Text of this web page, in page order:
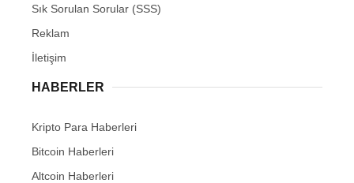
Sık Sorulan Sorular (SSS)
Reklam
İletişim
HABERLER
Kripto Para Haberleri
Bitcoin Haberleri
Altcoin Haberleri